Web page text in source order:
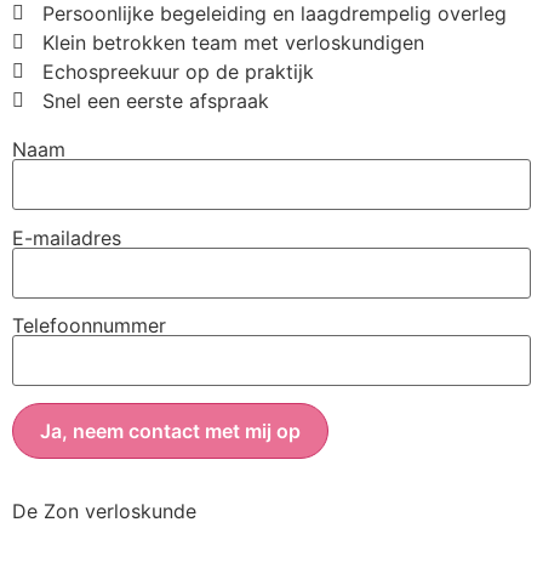
Persoonlijke begeleiding en laagdrempelig overleg
Klein betrokken team met verloskundigen
Echospreekuur op de praktijk
Snel een eerste afspraak
Naam
E-mailadres
Telefoonnummer
De Zon verloskunde